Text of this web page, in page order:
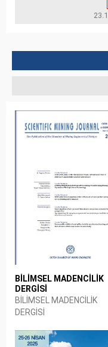
BİLİMSEL MADENCİLİK
DERGİSİ
BİLİMSEL MADENCİLİK
DERGİSİ